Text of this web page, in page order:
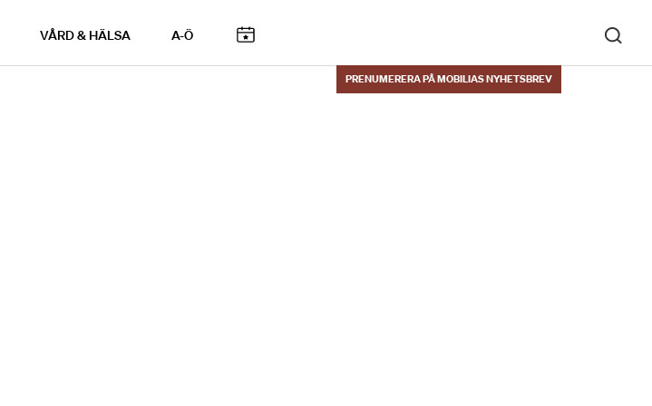
VÅRD & HÄLSA A-Ö
PRENUMERERA PÅ MOBILIAS NYHETSBREV